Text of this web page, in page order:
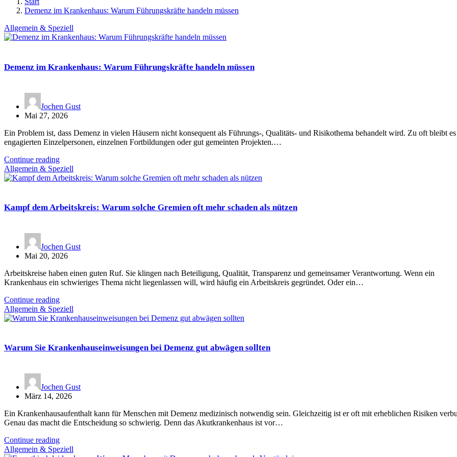
Demenz im Krankenhaus: Warum Führungskräfte handeln müssen
Allgemein & Speziell
Demenz im Krankenhaus: Warum Führungskräfte handeln müssen
Jochen Gust
Mai 27, 2026
Ein Problem ist, dass Demenz in vielen Häusern nicht konsequent als Führungs-, Qualitäts- und Risikothema behandelt wird. Zu oft bleibt
engagierten Einzelpersonen, einzelnen Fortbildungen oder gut gemeinten Projekten.…
Continue reading
Allgemein & Speziell
Kampf dem Arbeitskreis: Warum solche Gremien oft mehr schaden als nützen
Jochen Gust
Mai 20, 2026
Arbeitskreise haben einen guten Ruf. Sie klingen nach Beteiligung, Qualität, Transparenz und gemeinsamer Verantwortung. Wenn ein
Krankenhaus ein schwieriges Thema nicht liegenlassen will, wird häufig ein Arbeitskreis gegründet. Oder ein…
Continue reading
Allgemein & Speziell
Warum Sie Krankenhauseinweisungen bei Demenz gut abwägen sollten
Jochen Gust
März 14, 2026
Ein Krankenhausaufenthalt kann für Menschen mit Demenz medizinisch notwendig sein. Gleichzeitig ist er oft mit erheblichen Risiken
Genau das macht die Entscheidung so schwierig. Denn das Akutkrankenhaus ist vor…
Continue reading
Allgemein & Speziell